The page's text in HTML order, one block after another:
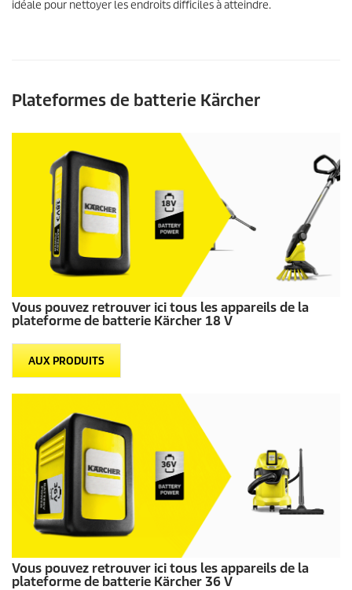
idéale pour nettoyer les endroits difficiles à atteindre.
Plateformes de batterie Kärcher
Vous pouvez retrouver ici tous les appareils de la
plateforme de batterie Kärcher 18 V
AUX PRODUITS
Vous pouvez retrouver ici tous les appareils de la
plateforme de batterie Kärcher 36 V